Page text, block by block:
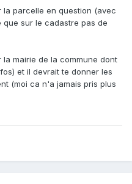
parcelle en question (avec
sur le cadastre pas de
mairie de la commune dont
et il devrait te donner les
(moi ca n'a jamais pris plus